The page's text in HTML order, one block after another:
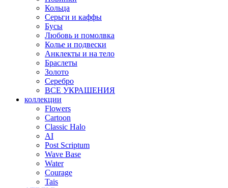
Кольца
Серьги и каффы
Бусы
Любовь и помолвка
Колье и подвески
Анклекты и на тело
Браслеты
Золото
Серебро
ВСЕ УКРАШЕНИЯ
коллекции
Flowers
Cartoon
Classic Halo
AI
Post Scriptum
Wave Base
Water
Courage
Tais